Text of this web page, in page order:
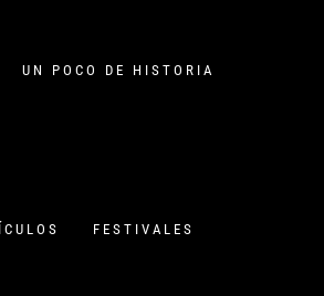
UN POCO DE HISTORIA
FESTIVALES
HOTPOT